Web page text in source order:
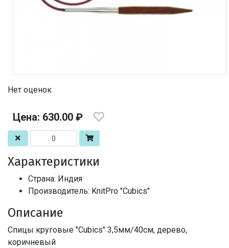
Нет оценок
Цена: 630.00 ₽
Характеристики
Страна: Индия
Производитель: KnitPro "Cubics"
Описание
Спицы круговые "Cubics" 3,5мм/40см, дерево,
коричневый